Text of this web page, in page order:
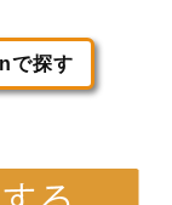
で探す